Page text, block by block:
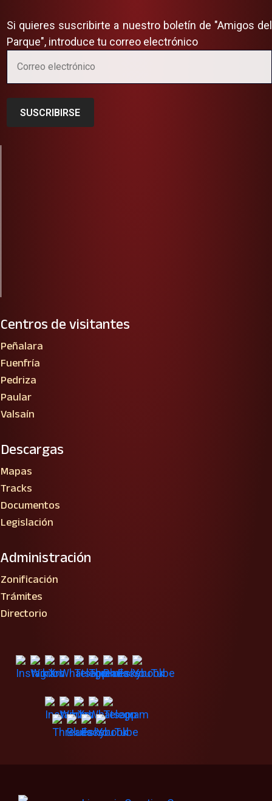
Si quieres suscribirte a nuestro boletín de "Amigos del
Parque", introduce tu correo electrónico
SUSCRIBIRSE
Centros de visitantes
Peñalara
Fuenfría
Pedriza
Paular
Valsaín
Descargas
Mapas
Tracks
Documentos
Legislación
Administración
Zonificación
Trámites
Directorio